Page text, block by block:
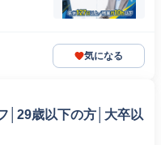
気になる
│29歳以下の方│大卒以